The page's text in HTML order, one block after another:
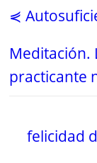
⋞
Meditación.
practicante
felicidad